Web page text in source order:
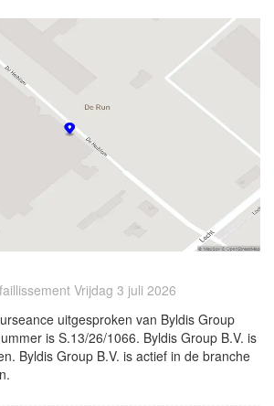
Vrijdag 3 juli 2026
uitgesproken van Byldis Group
is S.13/26/1066. Byldis Group B.V. is
Byldis Group B.V. is actief in de branche